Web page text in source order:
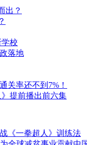
出？
校
落地
关率还不到7%！
提前播出前六集
《一拳超人》训练法